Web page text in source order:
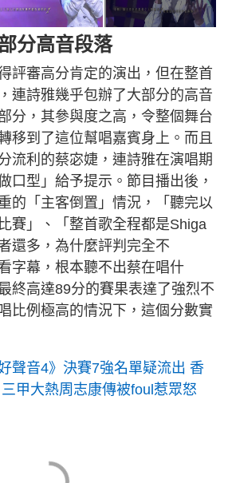
分高音段落
評審高分肯定的演出，但在整首
連詩雅幾乎包辦了大部分的高音
分，其參與度之高，令整個舞台
移到了這位幫唱嘉賓身上。而且
流利的蔡宓婕，連詩雅在演唱期
口型」給予提示。節目播出後，
的「主客倒置」情況，「聽完以
賽」、「整首歌全程都是Shiga
還多，為什麼評判完全不
字幕，根本聽不出蔡在唱什
終高達89分的賽果表達了強烈不
比例極高的情況下，這個分數實
聲音4》決賽7強名單疑流出 香
甲大熱周志康傳被foul惹眾怒